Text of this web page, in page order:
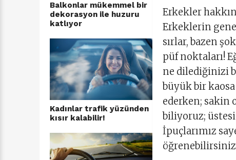
Balkonlar mükemmel bir
dekorasyon ile huzuru
katlıyor
Kadınlar trafik yüzünden
kısır kalabilir!
Erkekler
Erkeklerin
sırlar, bazen
püf noktaları!
ne dilediğinizi
büyük bir kaosa
ederken; sakin
biliyoruz;
İpuçlarımız